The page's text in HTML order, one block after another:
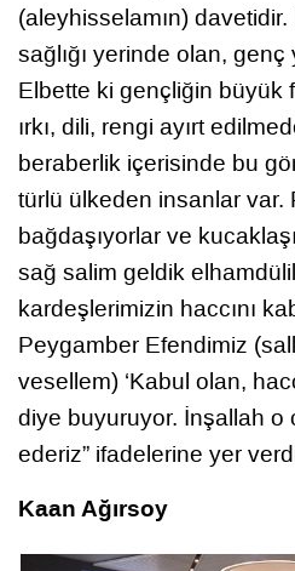
(aleyhisselamın)
sağlığı yerinde olan,
Elbette ki gençliğin büyük
ırkı, dili, rengi ayırt
beraberlik içerisinde bu
türlü ülkeden insanlar var.
bağdaşıyorlar ve
sağ salim geldik
kardeşlerimizin haccını
Peygamber Efendimiz
vesellem) ‘Kabul olan,
diye buyuruyor. İnşallah o
ederiz” ifadelerine yer
Kaan Ağırsoy